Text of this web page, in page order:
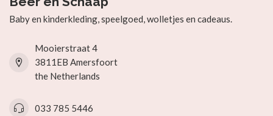
Baby en kinderkleding, speelgoed, wolletjes en cadeaus.
Mooierstraat 4
3811EB Amersfoort
the Netherlands
033 785 5446